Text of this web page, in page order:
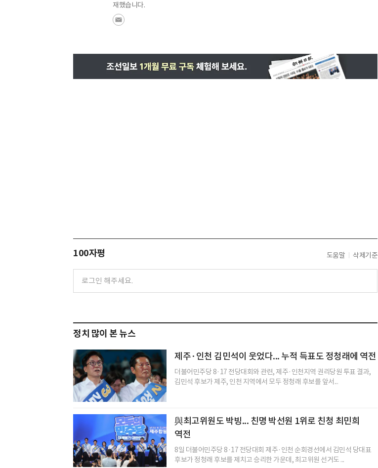
재했습니다.
100자평 도움말 삭제기준
정치 많이 본 뉴스
제주·인천 김민석이 웃었다... 누적 득표도 정청래에 역전
더불어민주당 8·17 전당대회와 관련, 제주·인천지역 권리당원 투표 결과,
김민석 후보가 제주, 인천 지역에서 모두 정청래 후보를 앞서...
與최고위원도 박빙... 친명 박선원 1위로 친청 최민희
역전
8일 더불어민주당 8·17 전당대회 제주·인천 순회경선에서 김민석 당대표
후보가 정청래 후보를 제치고 승리한 가운데, 최고위원 선거도 ...